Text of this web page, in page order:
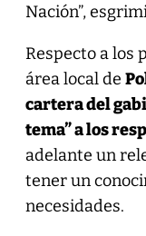
Nación”,
Respecto a los
área local de
cartera del
tema” a los
adelante un
tener un
necesidades.